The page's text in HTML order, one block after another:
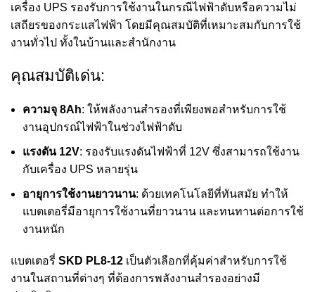
เครื่อง UPS รองรับการใช้งานในกรณีไฟฟ้าดับหรือความไม่
เสถียรของกระแสไฟฟ้า โดยมีคุณสมบัติที่เหมาะสมกับการใช้
งานทั่วไป ทั้งในบ้านและสำนักงาน
คุณสมบัติเด่น:
ความจุ 8Ah: ให้พลังงานสำรองที่เพียงพอสำหรับการใช้
งานอุปกรณ์ไฟฟ้าในช่วงไฟฟ้าดับ
แรงดัน 12V: รองรับแรงดันไฟฟ้าที่ 12V ซึ่งสามารถใช้งาน
กับเครื่อง UPS หลายรุ่น
อายุการใช้งานยาวนาน: ด้วยเทคโนโลยีที่ทันสมัย ทำให้
แบตเตอรี่มีอายุการใช้งานที่ยาวนาน และทนทานต่อการใช้
งานหนัก
แบตเตอรี่ SKD PL8-12 เป็นตัวเลือกที่คุ้มค่าสำหรับการใช้
งานในสถานที่ต่างๆ ที่ต้องการพลังงานสำรองอย่างมี